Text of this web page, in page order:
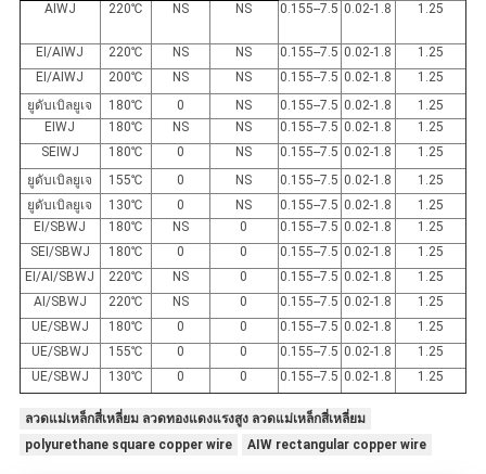
AIWJ 220℃ NS NS 0.155--7.5 0.02-1.8 1.25
EI/AIWJ 220℃ NS NS 0.155--7.5 0.02-1.8
1.25
EI/AIWJ
200℃ NS NS 0.155--7.5 0.02-1.8
1.25
ยูดับเบิลยูเจ
180℃ 0 NS 0.155--7.5 0.02-1.8
1.25
EIWJ
180℃ NS NS 0.155--7.5 0.02-1.8
1.25
SEIWJ
180℃ 0 NS 0.155--7.5 0.02-1.8
1.25
ยูดับเบิลยูเจ
155℃ 0 NS 0.155--7.5 0.02-1.8
1.25
ยูดับเบิลยูเจ
130℃ 0 NS 0.155--7.5 0.02-1.8
1.25
EI/SBWJ
180℃ NS 0 0.155--7.5 0.02-1.8
1.25
SEI/SBWJ
180℃ 0 0 0.155--7.5 0.02-1.8
1.25
EI/AI/SBWJ
220℃ NS 0 0.155--7.5 0.02-1.8
1.25
AI/SBWJ
220℃ NS 0 0.155--7.5 0.02-1.8
1.25
UE/SBWJ
180℃ 0 0 0.155--7.5 0.02-1.8
1.25
UE/SBWJ
155℃ 0 0 0.155--7.5 0.02-1.8
1.25
UE/SBWJ
130℃ 0 0 0.155--7.5 0.02-1.8 1.25
ลวดแม่เหล็กสี่เหลี่ยม ลวดทองแดงแรงสูง ลวดแม่เหล็กสี่เหลี่ยม
polyurethane square copper wire
AIW rectangular copper wire